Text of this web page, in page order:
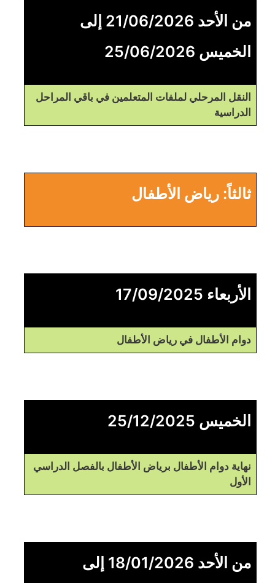
من الأحد 21/06/2026 إلى
الخميس 25/06/2026
النقل المرحلي لملفات المتعلمين في باقي المراحل
الدراسية
ثالثاً: رياض الأطفال
الأربعاء 17/09/2025
دوام الأطفال في رياض الأطفال
الخميس 25/12/2025
نهاية دوام الأطفال برياض الأطفال بالفصل الدراسي
الأول
من الأحد 18/01/2026 إلى